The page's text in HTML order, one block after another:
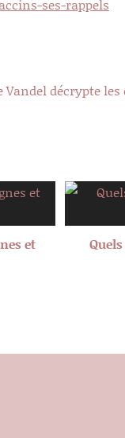
ses-rappels
Vandel décrypte
et